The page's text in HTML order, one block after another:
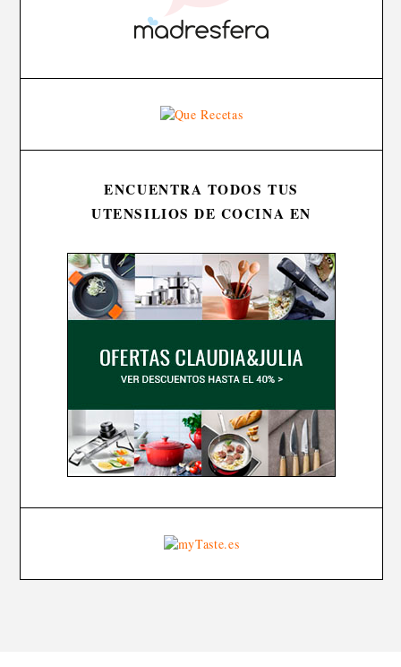
ENCUENTRA TODOS TUS
UTENSILIOS DE COCINA EN